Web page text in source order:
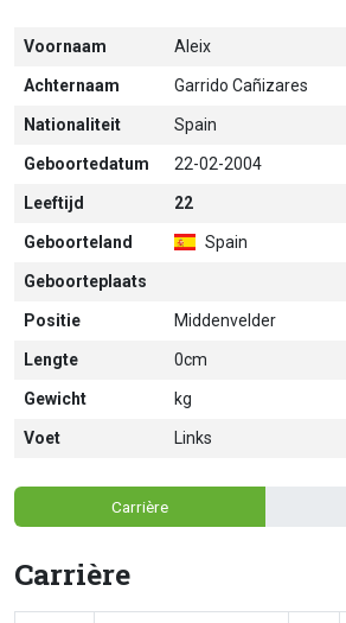
Voornaam Aleix
Achternaam Garrido Cañizares
Nationaliteit Spain
Geboortedatum 22-02-2004
Leeftijd 22
Geboorteland Spain
Geboorteplaats
Positie Middenvelder
Lengte 0cm
Gewicht kg
Voet Links
Carrière
Carrière